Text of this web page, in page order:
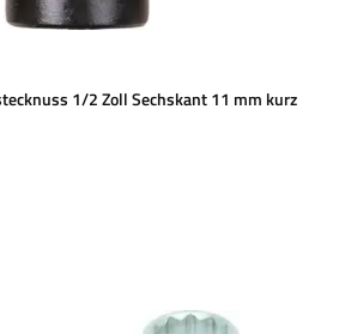
1/2 Zoll Sechskant 11 mm kurz